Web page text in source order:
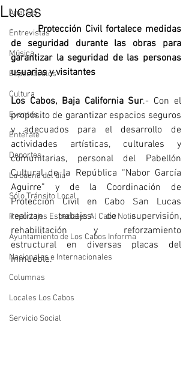
Analisis
Entrevistas
Música
Espectáculos
Cultura
Eventos
Entérate
Deportes
La buena del día
Sólo Tránsito Local
Reportajes Especiales Al Cabo Notic
Ayuntamiento de Los Cabos Informa
Nacionales e Internacionales
Columnas
Locales Los Cabos
Servicio Social
Lucas
· Protección Civil fortalece medidas
de seguridad durante las obras para
garantizar la seguridad de las personas
usuarias y visitantes
Los Cabos, Baja California Sur.- Con el
propósito de garantizar espacios seguros
y adecuados para el desarrollo de
actividades artísticas, culturales y
comunitarias, personal del Pabellón
Cultural de la República “Nabor García
Aguirre” y de la Coordinación de
Protección Civil en Cabo San Lucas
realizan trabajos de supervisión,
rehabilitación y reforzamiento
estructural en diversas placas del
inmueble.